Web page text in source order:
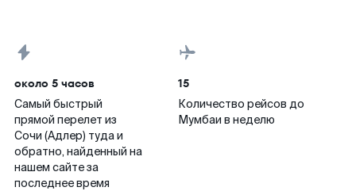
около 5 часов
Самый быстрый
прямой перелет из
Сочи (Адлер) туда и
обратно, найденный на
нашем сайте за
последнее время
15
Количество рейсов до
Мумбаи в неделю